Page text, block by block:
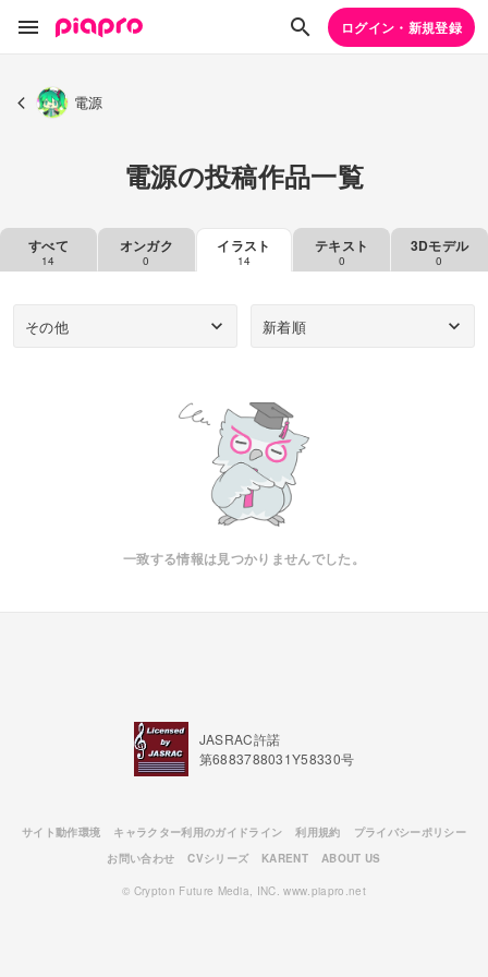
ログイン・新規登録
電源
電源の投稿作品一覧
すべて
14
オンガク
0
イラスト
14
テキスト
0
3Dモデル
0
その他 新着順
一致する情報は見つかりませんでした。
JASRAC許諾
第6883788031Y58330号
サイト動作環境 キャラクター利用のガイドライン 利用規約
プライバシーポリシー
お問い合わせ
CVシリーズ KARENT ABOUT US
© Crypton Future Media, INC. www.piapro.net